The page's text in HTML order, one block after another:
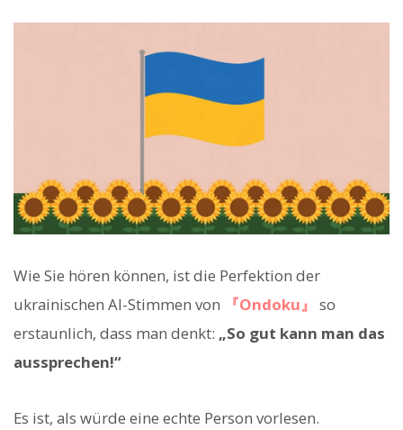
Wie Sie hören können, ist die Perfektion der
ukrainischen AI-Stimmen von
『Ondoku』 so
erstaunlich, dass man denkt: „So gut kann man das
aussprechen!“
Es ist, als würde eine echte Person vorlesen.